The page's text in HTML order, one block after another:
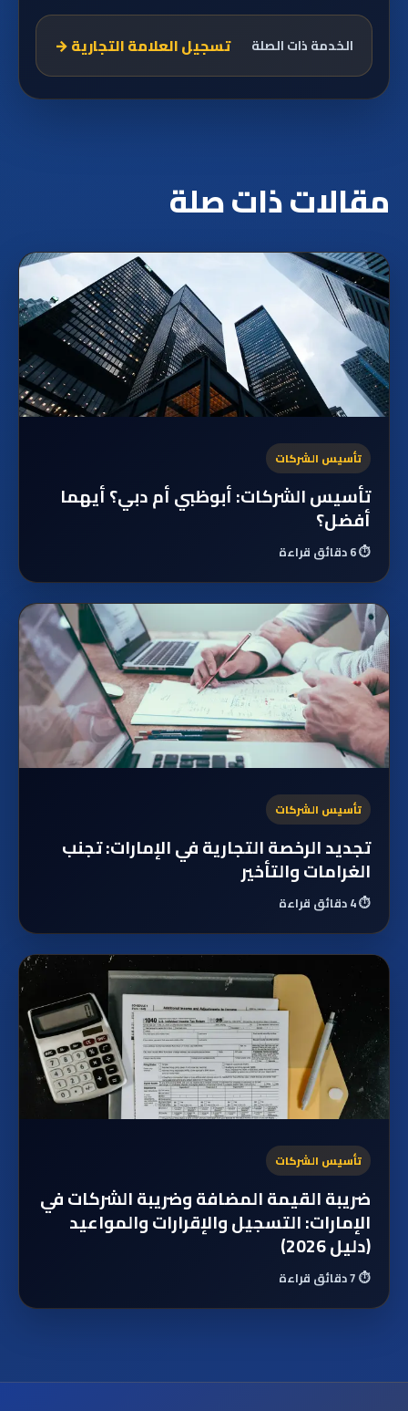
الخدمة ذات الصلة تسجيل العلامة التجارية→
مقالات ذات صلة
تأسيس الشركات
تأسيس الشركات: أبوظبي أم دبي؟ أيهما
أفضل؟
⏱️6 دقائق قراءة
تأسيس الشركات
تجديد الرخصة التجارية في الإمارات: تجنب
الغرامات والتأخير
⏱️4 دقائق قراءة
تأسيس الشركات
ضريبة القيمة المضافة وضريبة الشركات في
الإمارات: التسجيل والإقرارات والمواعيد
(دليل 2026)
⏱️7 دقائق قراءة